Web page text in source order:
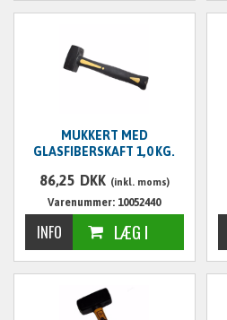
MUKKERT MED
GLASFIBERSKAFT 1,0 KG.
86,25 DKK (inkl. moms)
Varenummer: 10052440